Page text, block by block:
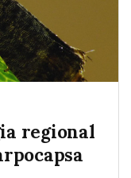
regional